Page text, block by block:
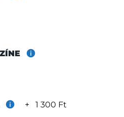
+ 1 300 Ft